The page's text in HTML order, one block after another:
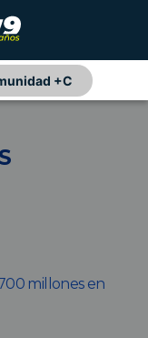
+C
millones en